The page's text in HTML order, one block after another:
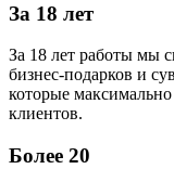
За 18 лет
За 18 лет работы мы
бизнес-подарков и
которые
клиентов.
Более 20